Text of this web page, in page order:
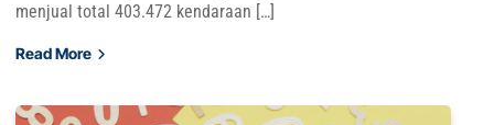
menjual total 403.472 kendaraan […]
Read More